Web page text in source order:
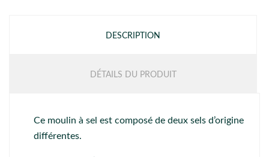
DESCRIPTION
DÉTAILS DU PRODUIT
Ce moulin à sel est composé de deux sels d’origine
différentes.